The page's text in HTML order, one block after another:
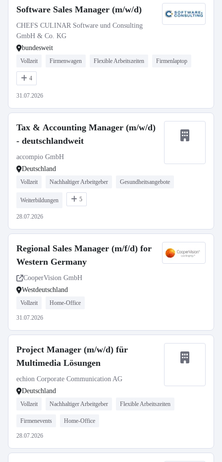
Software Sales Manager (m/w/d)
CHEFS CULINAR Software und Consulting
GmbH & Co. KG
bundesweit
Vollzeit Firmenwagen Flexible Arbeitszeiten Firmenlaptop
4
31.07.2026
Tax & Accounting Manager (m/w/d)
- deutschlandweit
accompio GmbH
Deutschland
Vollzeit Nachhaltiger Arbeitgeber Gesundheitsangebote
Weiterbildungen 5
28.07.2026
Regional Sales Manager (m/f/d) for
Western Germany
CooperVision GmbH
Westdeutschland
Vollzeit Home-Office
31.07.2026
Project Manager (m/w/d) für
Multimedia Lösungen
echion Corporate Communication AG
Deutschland
Vollzeit Nachhaltiger Arbeitgeber Flexible Arbeitszeiten
Firmenevents Home-Office
28.07.2026